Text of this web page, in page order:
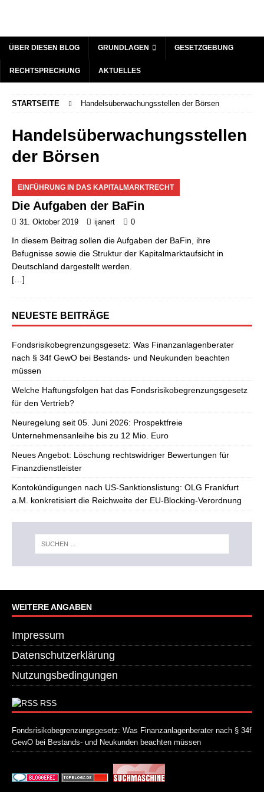
ÜBER DIESEN BLOG GRUNDLAGEN GESETZGEBUNG
RECHTSPRECHUNG AKTUELLES
STARTSEITE Handelsüberwachungsstellen der Börsen
Handelsüberwachungsstellen
der Börsen
EINFÜHRUNG IN DAS KAPITALMARKTRECHT
Die Aufgaben der BaFin
31. Oktober 2019 ijanert 0
In diesem Beitrag sollen die Aufgaben der BaFin, ihre
Befugnisse sowie die Struktur der Kapitalmarktaufsicht in
Deutschland dargestellt werden.
[…]
NEUESTE BEITRÄGE
Fondsrisikobegrenzungsgesetz: Was Finanzanlagenberater
nach § 34f GewO bei Bestands- und Neukunden beachten
müssen
Welche Haftungsfolgen hat das Fondsrisikobegrenzungsgesetz
für den Vertrieb?
Neuregelung seit 05. Juni 2026: Prospektfreie
Unternehmensanleihe bis zu 12 Mio. Euro
Neues Angebot: Löschung rechtswidriger Bewertungen für
Finanzdienstleister
Kontokündigungen nach US-Sanktionslistung: OLG Frankfurt
a.M. konkretisiert die Reichweite der EU-Blocking-Verordnung
WEITERE ANGABEN
Impressum
Datenschutzerklärung
Nutzungsbedingungen
RSS
Fondsrisikobegrenzungsgesetz: Was Finanzanlagenberater nach § 34f
GewO bei Bestands- und Neukunden beachten müssen